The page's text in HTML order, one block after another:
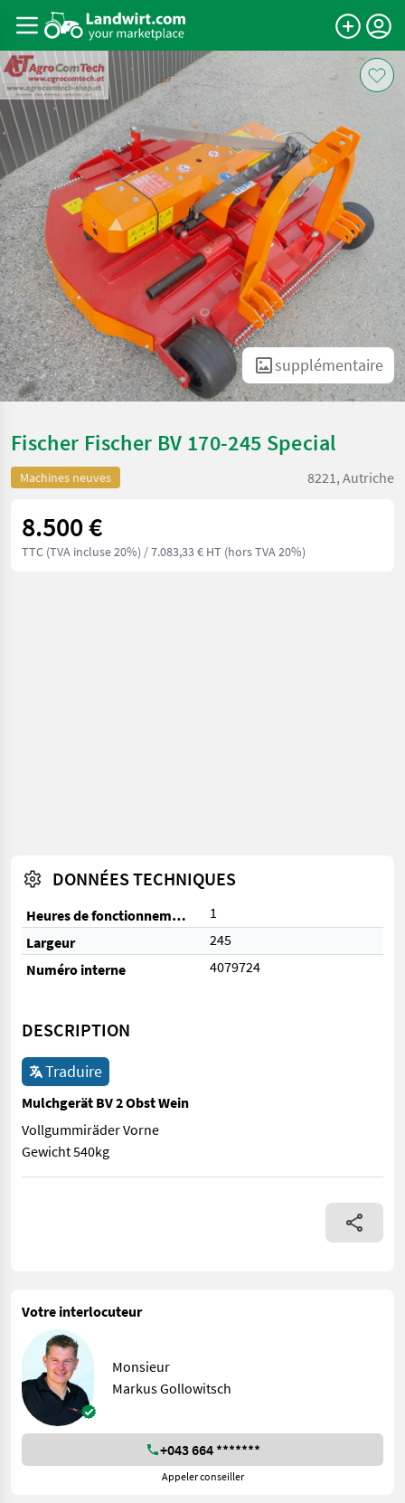
supplémentaire
Fischer Fischer BV 170-245 Special
Machines neuves 8221, Autriche
8.500 €
TTC (TVA incluse 20%) / 7.083,33 € HT (hors TVA 20%)
DONNÉES TECHNIQUES
Heures de fonctionnement
1
Largeur
245
Numéro interne
4079724
DESCRIPTION
Traduire
Mulchgerät BV 2 Obst Wein
Vollgummiräder Vorne
Gewicht 540kg
Vollgummiräder Vorne Gewicht 540kg
Votre interlocuteur
Monsieur
Markus Gollowitsch
+043 664 *******
Appeler conseiller